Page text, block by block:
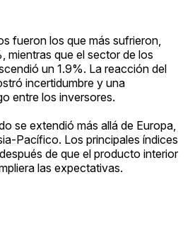
fueron los que más sufrieron,
mientras que el sector de los
un 1.9%. La reacción del
incertidumbre y una
entre los inversores.
se extendió más allá de Europa,
Pacífico. Los principales índices
de que el producto interior
las expectativas.